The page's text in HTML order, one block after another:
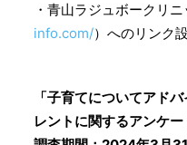
・青山ラジュボークリニ
info.com/）へのリンク
「子育てについてアド
レントに関するアンケ